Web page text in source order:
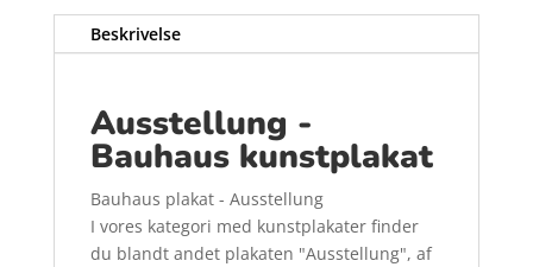
Beskrivelse
Ausstellung -
Bauhaus kunstplakat
Bauhaus plakat - Ausstellung
I vores kategori med kunstplakater finder
du blandt andet plakaten "Ausstellung", af